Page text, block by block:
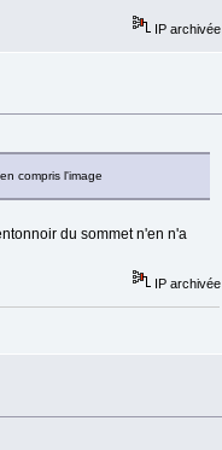
IP archivée
compris l'image
du sommet n'en n'a
IP archivée